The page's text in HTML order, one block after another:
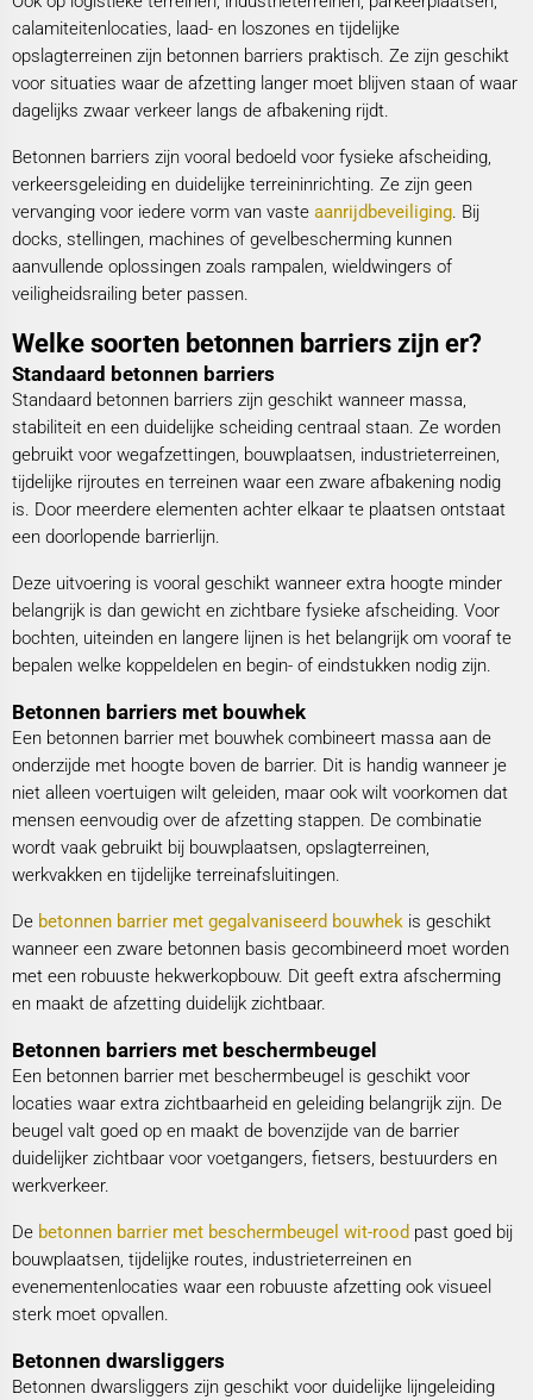
calamiteitenlocaties, laad- en loszones en tijdelijke
opslagterreinen zijn betonnen barriers praktisch. Ze zijn geschikt
voor situaties waar de afzetting langer moet blijven staan of waar
dagelijks zwaar verkeer langs de afbakening rijdt.
Betonnen barriers zijn vooral bedoeld voor fysieke afscheiding,
verkeersgeleiding en duidelijke terreininrichting. Ze zijn geen
vervanging voor iedere vorm van vaste aanrijdbeveiliging. Bij
docks, stellingen, machines of gevelbescherming kunnen
aanvullende oplossingen zoals rampalen, wieldwingers of
veiligheidsrailing beter passen.
Welke soorten betonnen barriers zijn er?
Standaard betonnen barriers
Standaard betonnen barriers zijn geschikt wanneer massa,
stabiliteit en een duidelijke scheiding centraal staan. Ze worden
gebruikt voor wegafzettingen, bouwplaatsen, industrieterreinen,
tijdelijke rijroutes en terreinen waar een zware afbakening nodig
is. Door meerdere elementen achter elkaar te plaatsen ontstaat
een doorlopende barrierlijn.
Deze uitvoering is vooral geschikt wanneer extra hoogte minder
belangrijk is dan gewicht en zichtbare fysieke afscheiding. Voor
bochten, uiteinden en langere lijnen is het belangrijk om vooraf te
bepalen welke koppeldelen en begin- of eindstukken nodig zijn.
Betonnen barriers met bouwhek
Een betonnen barrier met bouwhek combineert massa aan de
onderzijde met hoogte boven de barrier. Dit is handig wanneer je
niet alleen voertuigen wilt geleiden, maar ook wilt voorkomen dat
mensen eenvoudig over de afzetting stappen. De combinatie
wordt vaak gebruikt bij bouwplaatsen, opslagterreinen,
werkvakken en tijdelijke terreinafsluitingen.
De betonnen barrier met gegalvaniseerd bouwhekis geschikt
wanneer een zware betonnen basis gecombineerd moet worden
met een robuuste hekwerkopbouw. Dit geeft extra afscherming
en maakt de afzetting duidelijk zichtbaar.
Betonnen barriers met beschermbeugel
Een betonnen barrier met beschermbeugel is geschikt voor
locaties waar extra zichtbaarheid en geleiding belangrijk zijn. De
beugel valt goed op en maakt de bovenzijde van de barrier
duidelijker zichtbaar voor voetgangers, fietsers, bestuurders en
werkverkeer.
De betonnen barrier met beschermbeugel wit-rood past goed bij
bouwplaatsen, tijdelijke routes, industrieterreinen en
evenementenlocaties waar een robuuste afzetting ook visueel
sterk moet opvallen.
Betonnen dwarsliggers
Betonnen dwarsliggers zijn geschikt voor duidelijke lijngeleiding